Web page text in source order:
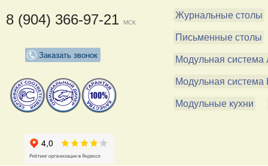
8 (904) 366-97-21 МСК
Заказать звонок
Журнальные столы
Письменные столы
Модульная система
Модульная система
Модульные кухни